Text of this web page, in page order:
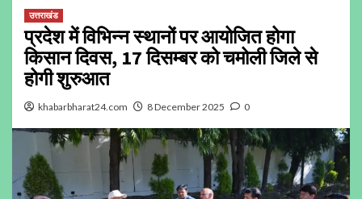
उत्तराखंड
प्रदेश में विभिन्न स्थानों पर आयोजित होगा
किसान दिवस, 17 दिसम्बर को चमोली जिले से
होगी शुरुआत
khabarbharat24.com 8 December 2025 0